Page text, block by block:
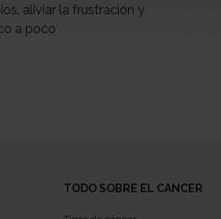
aliviar la frustración y
a poco
TODO SOBRE EL CANCER